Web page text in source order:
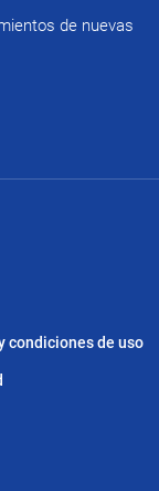
de nuevas
condiciones de uso